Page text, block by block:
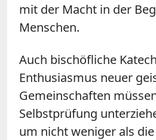
mit der Macht in der
Menschen.
Auch bischöfliche
Enthusiasmus neuer
Gemeinschaften
Selbstprüfung
um nicht weniger als